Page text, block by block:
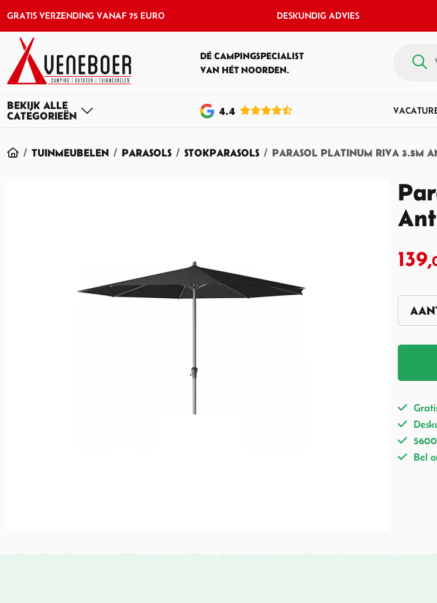
GRATIS VERZENDING VANAF 75 EURO DESKUNDIG ADVIES
DÉ CAMPINGSPECIALIST
VAN HÉT NOORDEN.
4.4
HOME
TUINMEUBELEN PARASOLS STOKPARASOLS PARASOL PLATINUM RIVA 3.5M
139,
Bel